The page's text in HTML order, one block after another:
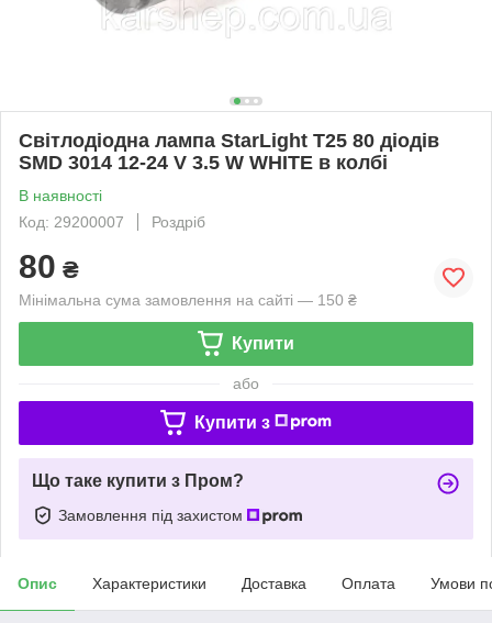
Світлодіодна лампа StarLight T25 80 діодів
SMD 3014 12-24 V 3.5 W WHITE в колбі
В наявності
Код: 29200007
Роздріб
80 ₴
Мінімальна сума замовлення на сайті — 150 ₴
Купити
або
Купити з
Що таке купити з Пром?
Замовлення під захистом
Опис Характеристики Доставка Оплата Умови